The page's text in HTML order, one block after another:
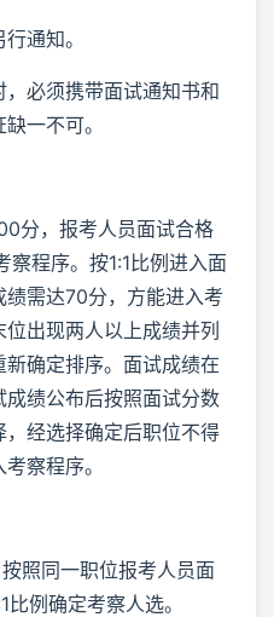
通知。
必须携带面试通知书和
一不可。
，报考人员面试合格
程序。按1:1比例进入面
需达70分，方能进入考
出现两人以上成绩并列
确定排序。面试成绩在
绩公布后按照面试分数
经选择确定后职位不得
察程序。
同一职位报考人员面
例确定考察人选。